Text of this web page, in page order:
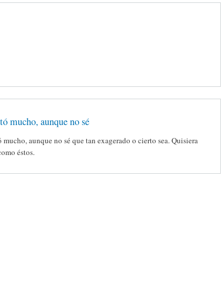
mucho, aunque no sé
mucho, aunque no sé que tan exagerado o cierto sea. Quisiera
éstos.